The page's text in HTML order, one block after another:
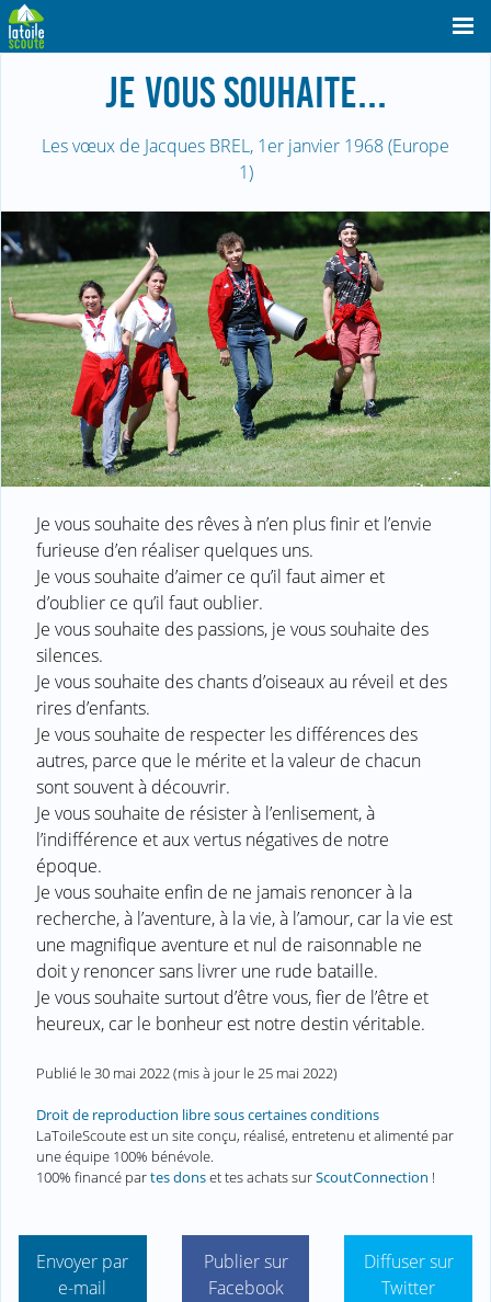
JE VOUS SOUHAITE...
Les vœux de Jacques BREL, 1er janvier 1968 (Europe
1)
Je vous souhaite des rêves à n’en plus finir et l’envie
furieuse d’en réaliser quelques uns.
Je vous souhaite d’aimer ce qu’il faut aimer et
d’oublier ce qu’il faut oublier.
Je vous souhaite des passions, je vous souhaite des
silences.
Je vous souhaite des chants d’oiseaux au réveil et des
rires d’enfants.
Je vous souhaite de respecter les différences des
autres, parce que le mérite et la valeur de chacun
sont souvent à découvrir.
Je vous souhaite de résister à l’enlisement, à
l’indifférence et aux vertus négatives de notre
époque.
Je vous souhaite enfin de ne jamais renoncer à la
recherche, à l’aventure, à la vie, à l’amour, car la vie est
une magnifique aventure et nul de raisonnable ne
doit y renoncer sans livrer une rude bataille.
Je vous souhaite surtout d’être vous, fier de l’être et
heureux, car le bonheur est notre destin véritable.
Publié le30 mai 2022(mis à jour le25 mai 2022)
Droit de reproduction libre sous certaines conditions
LaToileScoute est un site conçu, réalisé, entretenu et alimenté par
une équipe 100% bénévole.
100% financé partes donset tes achats surScoutConnection !
Envoyer par
e-mail
Publier sur
Facebook
Diffuser sur
Twitter